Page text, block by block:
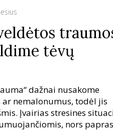
tėvų
dažnai nusakome
nemalonumus, todėl jis
Įvairias stresines
nors